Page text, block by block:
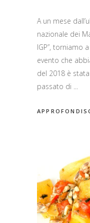
A un mese
nazionale dei
IGP”, torniamo
evento che
del 2018 è
passato di